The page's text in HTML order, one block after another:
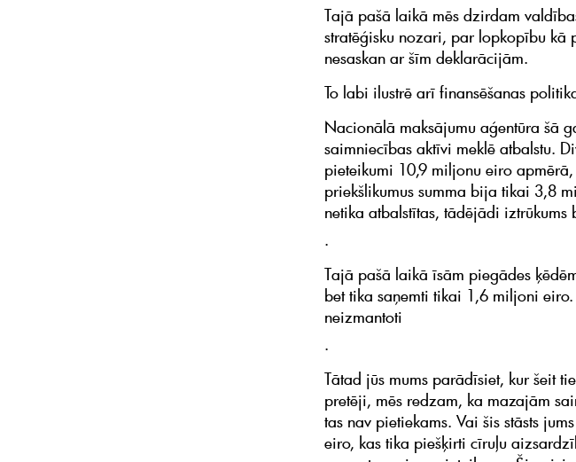
Tajā pašā laikā mēs dzirdam
stratēģisku nozari, par lopkopību kā
nesaskan ar šīm deklarācijām.
To labi ilustrē arī finansēšanas
Nacionālā maksājumu aģentūra šā
saimniecības aktīvi meklē atbalstu.
pieteikumi 10,9 miljonu eiro
priekšlikumus summa bija tikai 3,8
netika atbalstītas, tādējādi
.
Tajā pašā laikā īsām piegādes
bet tika saņemti tikai 1,6 miljoni
neizmantoti
.
Tātad jūs mums parādīsiet, kur šeit
pretēji, mēs redzam, ka mazajām
tas nav pietiekams. Vai šis stāsts
eiro, kas tika piešķirti cīruļu